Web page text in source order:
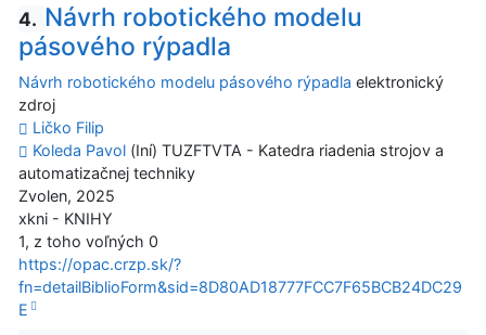
4. Návrh robotického modelu
pásového rýpadla
Návrh robotického modelu pásového rýpadla elektronický
zdroj
Ličko Filip
Koleda Pavol (Iní) TUZFTVTA - Katedra riadenia strojov a
automatizačnej techniky
Zvolen, 2025
xkni - KNIHY
1, z toho voľných 0
https://opac.crzp.sk/?
fn=detailBiblioForm&sid=8D80AD18777FCC7F65BCB24DC29
E